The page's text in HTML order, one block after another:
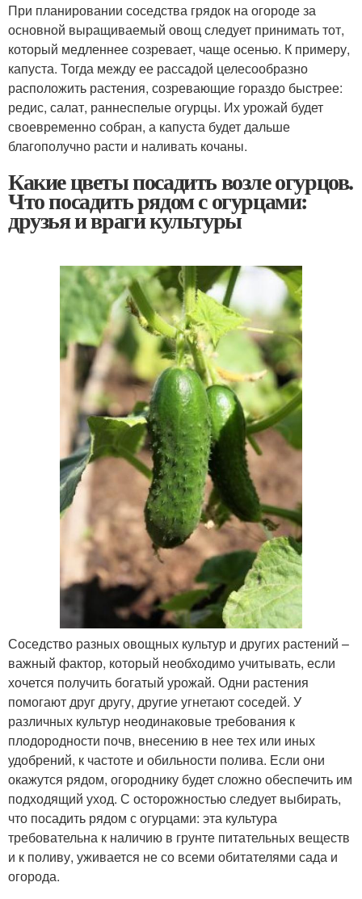
При планировании соседства грядок на огороде за
основной выращиваемый овощ следует принимать тот,
который медленнее созревает, чаще осенью. К примеру,
капуста. Тогда между ее рассадой целесообразно
расположить растения, созревающие гораздо быстрее:
редис, салат, раннеспелые огурцы. Их урожай будет
своевременно собран, а капуста будет дальше
благополучно расти и наливать кочаны.
Какие цветы посадить возле огурцов.
Что посадить рядом с огурцами:
друзья и враги культуры
Соседство разных овощных культур и других растений –
важный фактор, который необходимо учитывать, если
хочется получить богатый урожай. Одни растения
помогают друг другу, другие угнетают соседей. У
различных культур неодинаковые требования к
плодородности почв, внесению в нее тех или иных
удобрений, к частоте и обильности полива. Если они
окажутся рядом, огороднику будет сложно обеспечить им
подходящий уход. С осторожностью следует выбирать,
что посадить рядом с огурцами: эта культура
требовательна к наличию в грунте питательных веществ
и к поливу, уживается не со всеми обитателями сада и
огорода.